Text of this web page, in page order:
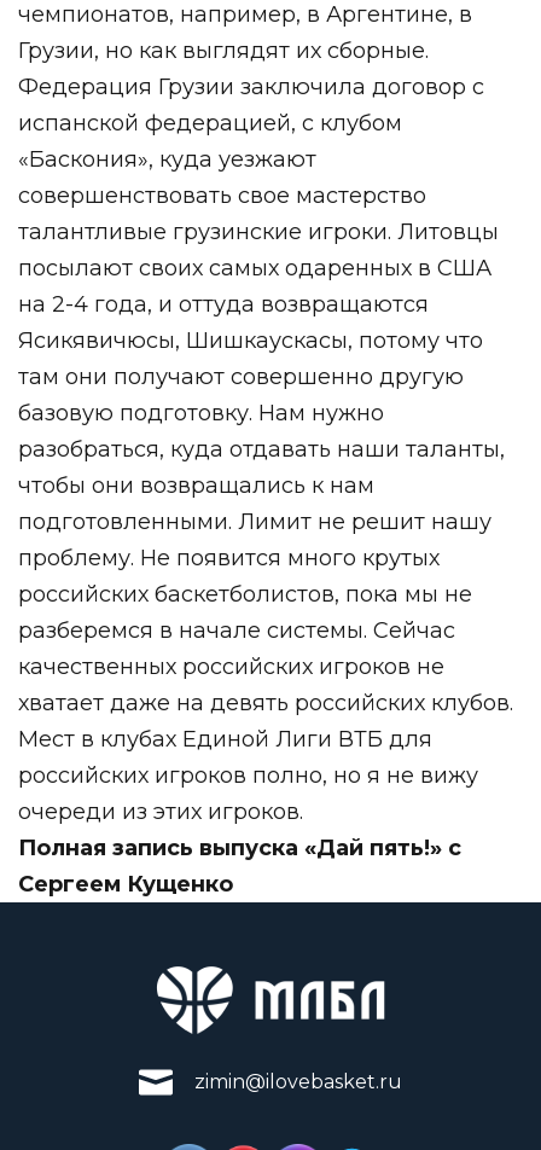
чемпионатов, например, в Аргентине, в
Грузии, но как выглядят их сборные.
Федерация Грузии заключила договор с
испанской федерацией, с клубом
«Баскония», куда уезжают
совершенствовать свое мастерство
талантливые грузинские игроки. Литовцы
посылают своих самых одаренных в США
на 2-4 года, и оттуда возвращаются
Ясикявичюсы, Шишкаускасы, потому что
там они получают совершенно другую
базовую подготовку. Нам нужно
разобраться, куда отдавать наши таланты,
чтобы они возвращались к нам
подготовленными. Лимит не решит нашу
проблему. Не появится много крутых
российских баскетболистов, пока мы не
разберемся в начале системы. Сейчас
качественных российских игроков не
хватает даже на девять российских клубов.
Мест в клубах Единой Лиги ВТБ для
российских игроков полно, но я не вижу
очереди из этих игроков.
Полная запись выпуска «Дай пять!» с
Сергеем Кущенко
zimin@ilovebasket.ru